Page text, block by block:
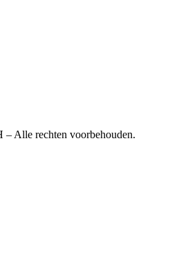
Alle rechten voorbehouden.